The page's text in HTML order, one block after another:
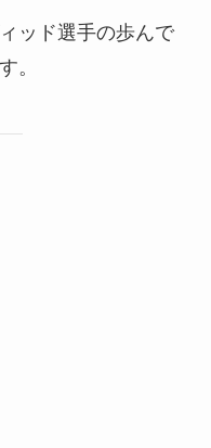
ッド選手の歩んで
。